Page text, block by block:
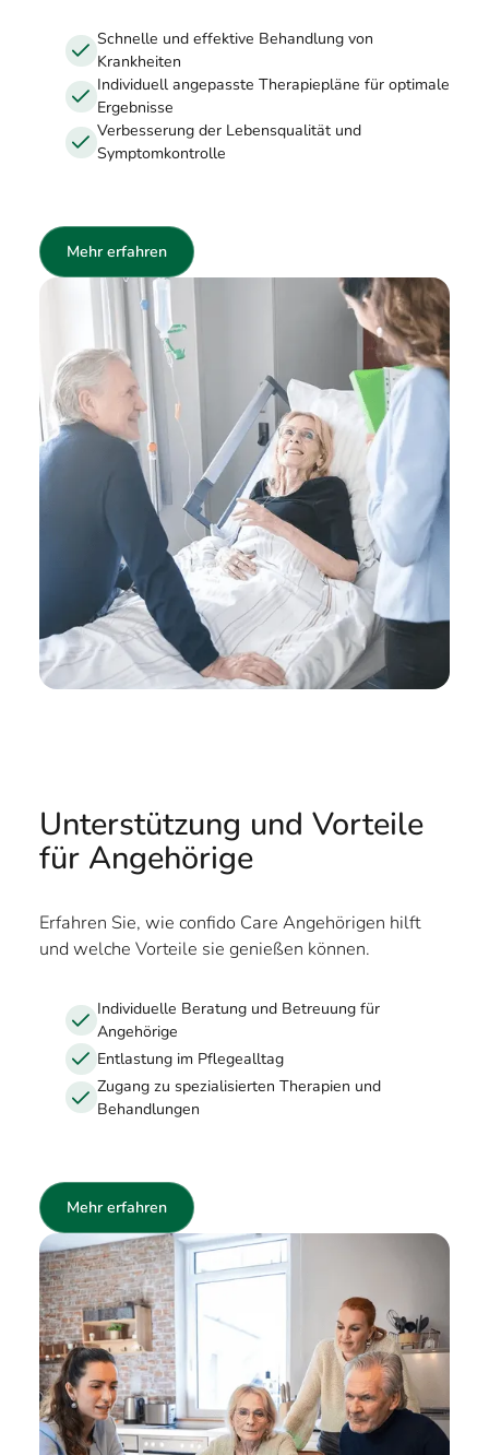
Schnelle und effektive Behandlung von
Krankheiten
Individuell angepasste Therapiepläne für optimale
Ergebnisse
Verbesserung der Lebensqualität und
Symptomkontrolle
Mehr erfahren
Unterstützung und Vorteile
für Angehörige
Erfahren Sie, wie confido Care Angehörigen hilft
und welche Vorteile sie genießen können.
Individuelle Beratung und Betreuung für
Angehörige
Entlastung im Pflegealltag
Zugang zu spezialisierten Therapien und
Behandlungen
Mehr erfahren